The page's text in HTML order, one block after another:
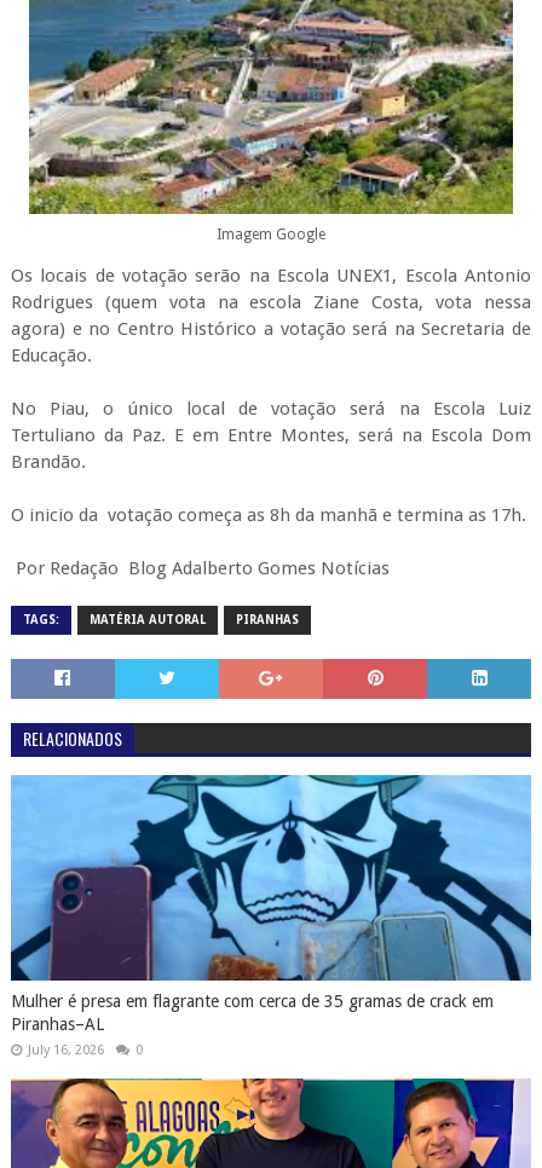
Imagem Google
Os locais de votação serão na Escola UNEX1, Escola Antonio
Rodrigues (quem vota na escola Ziane Costa, vota nessa
agora) e no Centro Histórico a votação será na Secretaria de
Educação.
No Piau, o único local de votação será na Escola Luiz
Tertuliano da Paz. E em Entre Montes, será na Escola Dom
Brandão.
O inicio da votação começa as 8h da manhã e termina as 17h.
Por Redação Blog Adalberto Gomes Notícias
TAGS: MATÉRIA AUTORAL PIRANHAS
RELACIONADOS
Mulher é presa em flagrante com cerca de 35 gramas de crack em
Piranhas–AL
July 16, 2026 0